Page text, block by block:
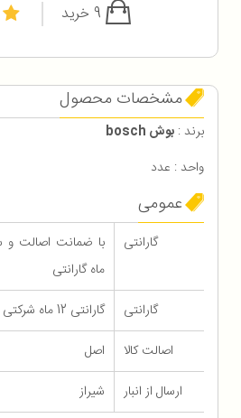
مشخصات محصول
برند : بوش bosch
واحد : عدد
عمومی
گارانتی
ماه گارانتی
گارانتی
گارانتی 12 ماه شرکتی
اصالت کالا
اصل
ارسال از انبار
شیراز